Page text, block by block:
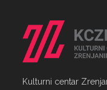
Kulturni centar